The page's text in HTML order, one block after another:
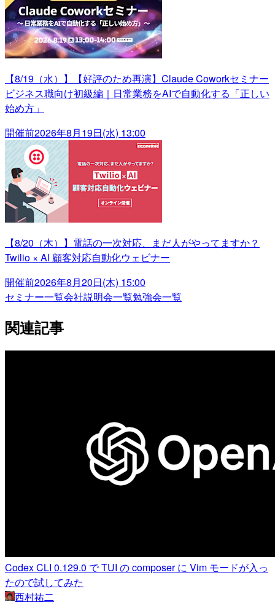
【8/19（水）】【好評のため再演】Claude Coworkセミナー
ビジネス職向け初級編｜日常業務をAIで自動化する「正しい
始め方」
開催前2026年8月19日(水) 13:00
【8/20（木）】電話の一次対応、まだ人がやってますか？
Twilio × AI 顧客対応自動化ウェビナー
開催前2026年8月20日(木) 15:00
セミナー一覧会社説明会一覧勉強会一覧
関連記事
Codex CLI 0.129.0 で TUI の composer に Vim モードが入っ
たので試してみた
西村祐二